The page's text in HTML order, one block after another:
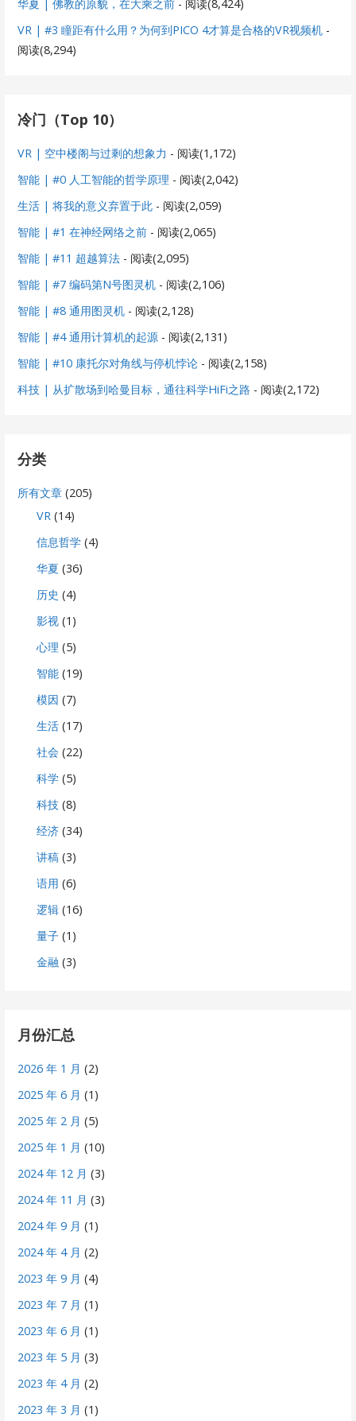
华夏 | 佛教的原貌，在大乘之前 - 阅读(8,424)
VR | #3 瞳距有什么用？为何到PICO 4才算是合格的VR视频机 -
阅读(8,294)
冷门（Top 10）
VR | 空中楼阁与过剩的想象力 - 阅读(1,172)
智能 | #0 人工智能的哲学原理 - 阅读(2,042)
生活 | 将我的意义弃置于此 - 阅读(2,059)
智能 | #1 在神经网络之前 - 阅读(2,065)
智能 | #11 超越算法 - 阅读(2,095)
智能 | #7 编码第N号图灵机 - 阅读(2,106)
智能 | #8 通用图灵机 - 阅读(2,128)
智能 | #4 通用计算机的起源 - 阅读(2,131)
智能 | #10 康托尔对角线与停机悖论 - 阅读(2,158)
科技 | 从扩散场到哈曼目标，通往科学HiFi之路 - 阅读(2,172)
分类
所有文章 (205)
VR (14)
信息哲学 (4)
华夏 (36)
历史 (4)
影视 (1)
心理 (5)
智能 (19)
模因 (7)
生活 (17)
社会 (22)
科学 (5)
科技 (8)
经济 (34)
讲稿 (3)
语用 (6)
逻辑 (16)
量子 (1)
金融 (3)
月份汇总
2026 年 1 月 (2)
2025 年 6 月 (1)
2025 年 2 月 (5)
2025 年 1 月 (10)
2024 年 12 月 (3)
2024 年 11 月 (3)
2024 年 9 月 (1)
2024 年 4 月 (2)
2023 年 9 月 (4)
2023 年 7 月 (1)
2023 年 6 月 (1)
2023 年 5 月 (3)
2023 年 4 月 (2)
2023 年 3 月 (1)